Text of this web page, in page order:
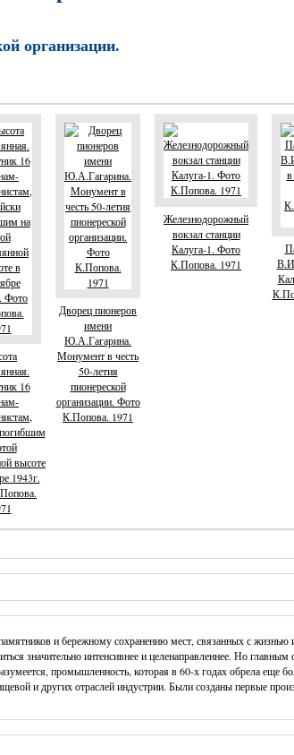
организации.
16
высоте
1943г.
Дворец пионеров
имени
Ю.А.Гагарина.
Монумент в честь
50-летия
пионереской
организации. Фото
К.Попова. 1971
Железнодорожный
вокзал станции
Калуга-1. Фото
К.Попова. 1971
и бережному сохранению мест, связанных с
значительно интенсивнее и целенаправленнее. Но
промышленность, которая в 60-х годах обрела еще
и других отраслей индустрии. Были созданы первые